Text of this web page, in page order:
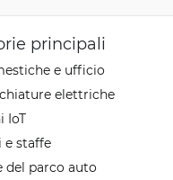
principali
e ufficio
elettriche
IoT
e staffe
del parco auto